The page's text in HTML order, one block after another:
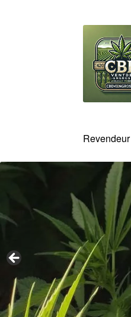
navigation
contenu
Revendeur